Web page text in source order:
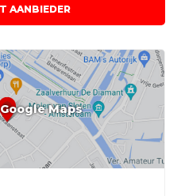
AANBIEDER
Maps